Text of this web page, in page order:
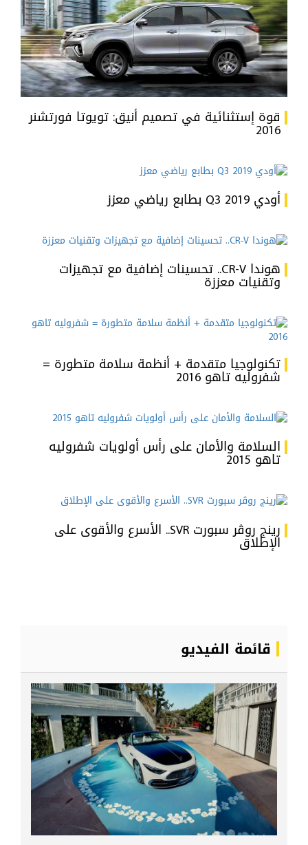
قوة إستثنائية في تصميم أنيق: تويوتا فورتشنر
2016
أودي Q3 2019 بطابع رياضي معزز
هوندا CR-V.. تحسينات إضافية مع تجهيزات
وتقنيات معززة
تكنولوجيا متقدمة + أنظمة سلامة متطورة =
شفروليه تاهو 2016
السلامة والأمان على رأس أولويات شفروليه
تاهو 2015
رينج روڤر سبورت SVR.. الأسرع والأقوى على
الإطلاق
قائمة الفيديو